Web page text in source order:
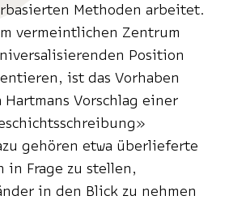
Methoden arbeitet.
vermeintlichen Zentrum
Position
ist das Vorhaben
Hartmans Vorschlag einer
gehören etwa überlieferte
in Frage zu stellen,
in den Blick zu nehmen